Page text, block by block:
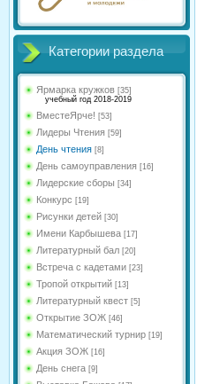
Категории раздела
Ярмарка кружков [35]
учебный год 2018-2019
ВместеЯрче! [53]
Лидеры Чтения [59]
День чтения [8]
День самоуправления [16]
Лидерские сборы [34]
Конкурс [19]
Рисунки детей [30]
Имени Карбышева [17]
Литературный бал [20]
Встреча с кадетами [23]
Тропой открытий [13]
Литературный квест [5]
Открытие ЗОЖ [46]
Математический турнир [19]
Акция ЗОЖ [16]
День снега [9]